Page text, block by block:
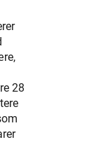
28